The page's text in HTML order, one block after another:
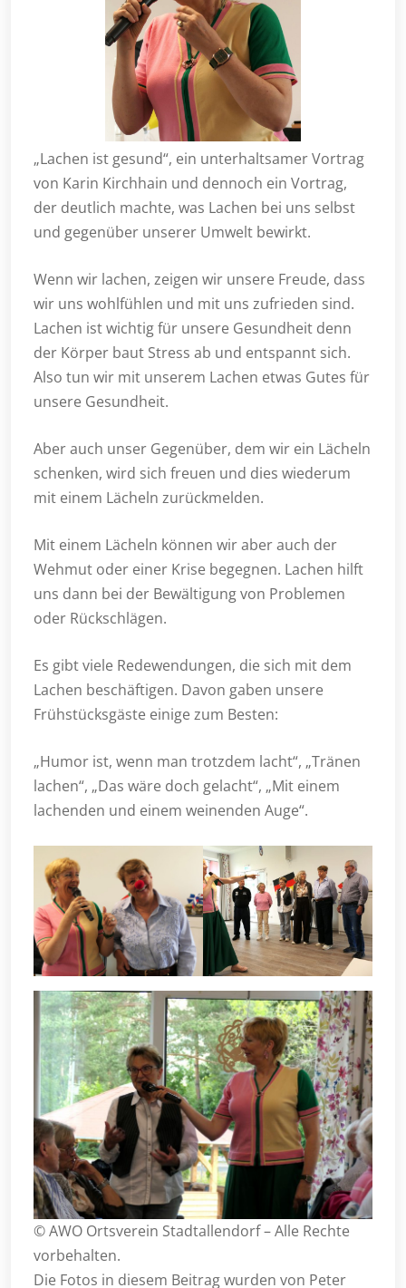
„Lachen ist gesund“, ein unterhaltsamer Vortrag
von Karin Kirchhain und dennoch ein Vortrag,
der deutlich machte, was Lachen bei uns selbst
und gegenüber unserer Umwelt bewirkt.
Wenn wir lachen, zeigen wir unsere Freude, dass
wir uns wohlfühlen und mit uns zufrieden sind.
Lachen ist wichtig für unsere Gesundheit denn
der Körper baut Stress ab und entspannt sich.
Also tun wir mit unserem Lachen etwas Gutes für
unsere Gesundheit.
Aber auch unser Gegenüber, dem wir ein Lächeln
schenken, wird sich freuen und dies wiederum
mit einem Lächeln zurückmelden.
Mit einem Lächeln können wir aber auch der
Wehmut oder einer Krise begegnen. Lachen hilft
uns dann bei der Bewältigung von Problemen
oder Rückschlägen.
Es gibt viele Redewendungen, die sich mit dem
Lachen beschäftigen. Davon gaben unsere
Frühstücksgäste einige zum Besten:
„Humor ist, wenn man trotzdem lacht“, „Tränen
lachen“, „Das wäre doch gelacht“, „Mit einem
lachenden und einem weinenden Auge“.
© AWO Ortsverein Stadtallendorf – Alle Rechte
vorbehalten.
Die Fotos in diesem Beitrag wurden von Peter